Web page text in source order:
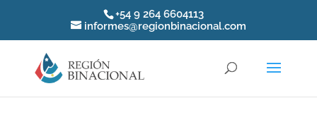
+54 9 264 6604113
informes@regionbinacional.com